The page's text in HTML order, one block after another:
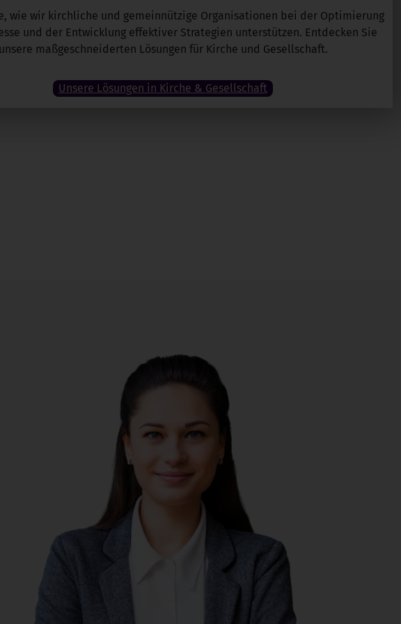
wie wir kirchliche und gemeinnützige Organisationen bei der Optimierung
und der Entwicklung effektiver Strategien unterstützen. Entdecken Sie
unsere maßgeschneiderten Lösungen für Kirche und Gesellschaft.
Unsere Lösungen in Kirche & Gesellschaft